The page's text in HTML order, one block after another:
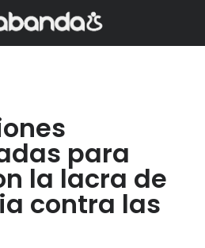
para
la lacra de
contra las